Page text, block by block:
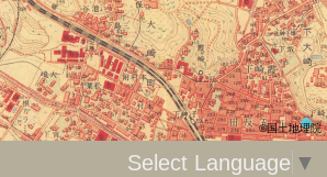
©国土地理院
Select Language ▼